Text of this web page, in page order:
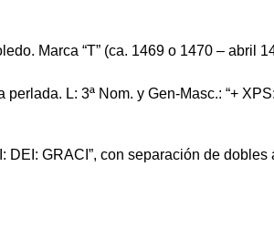
Marca “T” (ca. 1469 o 1470 – abril
L: 3ª Nom. y Gen-Masc.: “+
GRACI”, con separación de dobles